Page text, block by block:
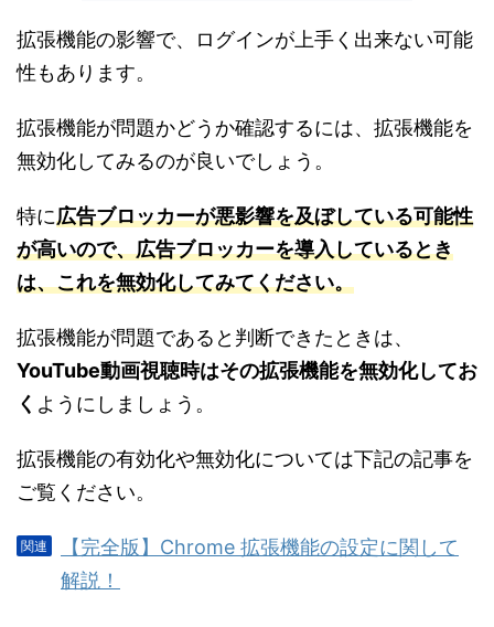
拡張機能の影響で、ログインが上手く出来ない可能
性もあります。
拡張機能が問題かどうか確認するには、拡張機能を
無効化してみるのが良いでしょう。
特に広告ブロッカーが悪影響を及ぼしている可能性
が高いので、広告ブロッカーを導入しているとき
は、これを無効化してみてください。
拡張機能が問題であると判断できたときは、
YouTube動画視聴時はその拡張機能を無効化してお
く ようにしましょう。
拡張機能の有効化や無効化については下記の記事を
ご覧ください。
【完全版】Chrome 拡張機能の設定に関して
解説！